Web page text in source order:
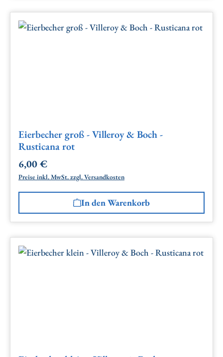
Eierbecher groß - Villeroy & Boch -
Rusticana rot
Regulärer Preis:
6,00 €
Preise inkl. MwSt. zzgl. Versandkosten
In den Warenkorb